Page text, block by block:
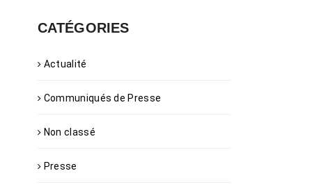
CATÉGORIES
Actualité
Communiqués de Presse
Non classé
Presse